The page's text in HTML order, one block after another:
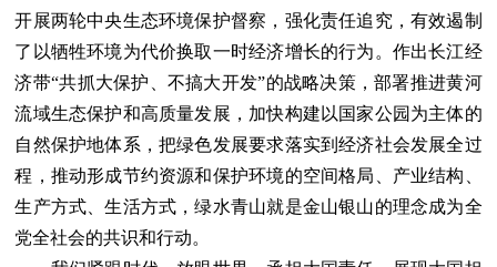
开展两轮中央生态环境保护督察，强化责任追究，有效遏制
了以牺牲环境为代价换取一时经济增长的行为。作出长江经
济带“共抓大保护、不搞大开发”的战略决策，部署推进黄河
流域生态保护和高质量发展，加快构建以国家公园为主体的
自然保护地体系，把绿色发展要求落实到经济社会发展全过
程，推动形成节约资源和保护环境的空间格局、产业结构、
生产方式、生活方式，绿水青山就是金山银山的理念成为全
党全社会的共识和行动。